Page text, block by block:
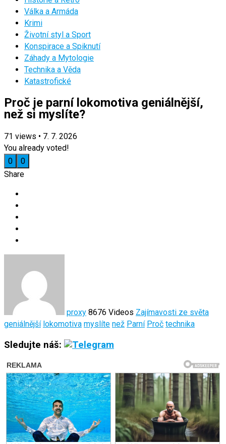
Válka a Armáda
Krimi
Životní styl a Sport
Konspirace a Spiknutí
Záhady a Mytologie
Technika a Věda
Katastrofické
Proč je parní lokomotiva geniálnější,
než si myslíte?
71 views • 7. 7. 2026
You already voted!
0
0
Share
proxy 8676 Videos Zajímavosti ze světa
geniálnější lokomotiva myslíte než Parní Proč technika
Sledujte náš: